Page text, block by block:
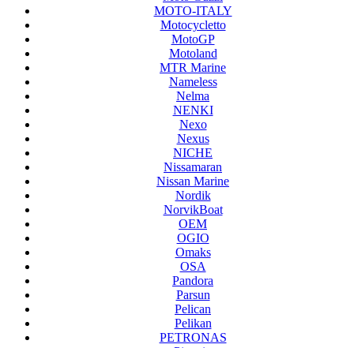
MOTO-ITALY
Motocycletto
MotoGP
Motoland
MTR Marine
Nameless
Nelma
NENKI
Nexo
Nexus
NICHE
Nissamaran
Nissan Marine
Nordik
NorvikBoat
OEM
OGIO
Omaks
OSA
Pandora
Parsun
Pelican
Pelikan
PETRONAS